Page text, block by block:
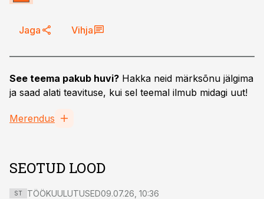
Jaga Vihja
See teema pakub huvi? Hakka neid märksõnu jälgima
ja saad alati teavituse, kui sel teemal ilmub midagi uut!
Merendus
SEOTUD LOOD
ST TÖÖKUULUTUSED09.07.26, 10:36